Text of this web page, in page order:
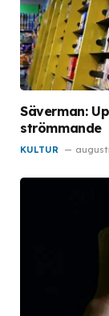
Säverman:
strömmande
KULTUR